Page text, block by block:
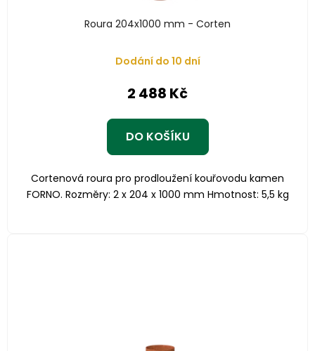
Roura 204x1000 mm - Corten
Dodání do 10 dní
2 488 Kč
DO KOŠÍKU
Cortenová roura pro prodloužení kouřovodu kamen
FORNO. Rozměry: 2 x 204 x 1000 mm Hmotnost: 5,5 kg